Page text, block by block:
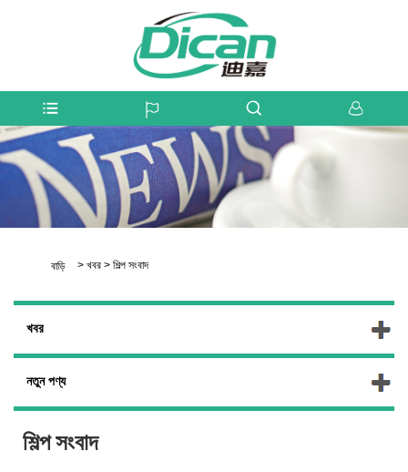
বাড়ি > খবর > শিল্প সংবাদ
খবর
নতুন পণ্য
শিল্প সংবাদ